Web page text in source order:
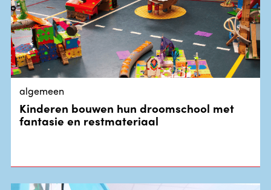
algemeen
Kinderen bouwen hun droomschool met
fantasie en restmateriaal